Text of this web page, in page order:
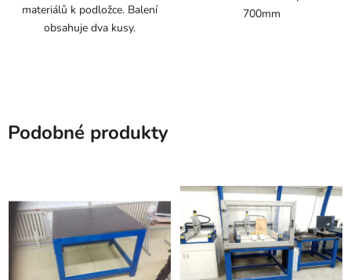
materiálů k podložce. Balení
obsahuje dva kusy.
700mm
Podobné produkty